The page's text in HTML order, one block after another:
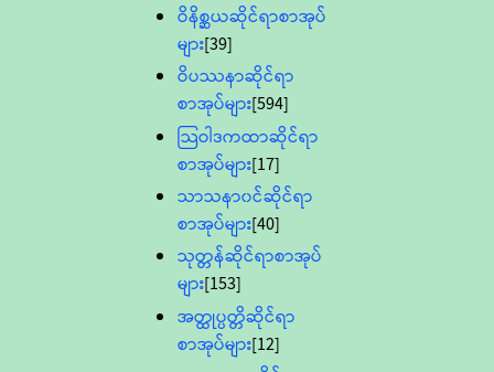
ဝိနိစ္ဆယဆိုင်ရာစာအုပ်
များ[39]
ဝိပဿနာဆိုင်ရာ
စာအုပ်များ[594]
သြဝါဒကထာဆိုင်ရာ
စာအုပ်များ[17]
သာသနာ၀င်ဆိုင်ရာ
စာအုပ်များ[40]
သုတ္တန်ဆိုင်ရာစာအုပ်
များ[153]
အတ္ထုပ္ပတ္တိဆိုင်ရာ
စာအုပ်များ[12]